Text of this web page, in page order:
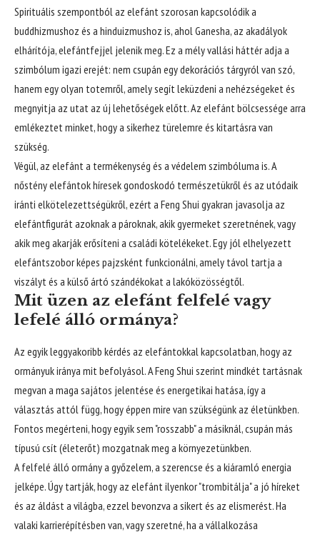
Spirituális szempontból az elefánt szorosan kapcsolódik a
buddhizmushoz és a hinduizmushoz is, ahol Ganesha, az akadályok
elhárítója, elefántfejjel jelenik meg. Ez a mély vallási háttér adja a
szimbólum igazi erejét: nem csupán egy dekorációs tárgyról van szó,
hanem egy olyan totemről, amely segít leküzdeni a nehézségeket és
megnyitja az utat az új lehetőségek előtt. Az elefánt bölcsessége arra
emlékeztet minket, hogy a sikerhez türelemre és kitartásra van
szükség.
Végül, az elefánt a termékenység és a védelem szimbóluma is. A
nőstény elefántok híresek gondoskodó természetükről és az utódaik
iránti elkötelezettségükről, ezért a Feng Shui gyakran javasolja az
elefántfigurát azoknak a pároknak, akik gyermeket szeretnének, vagy
akik meg akarják erősíteni a családi kötelékeket. Egy jól elhelyezett
elefántszobor képes pajzsként funkcionálni, amely távol tartja a
viszályt és a külső ártó szándékokat a lakóközösségtől.
Mit üzen az elefánt felfelé vagy
lefelé álló ormánya?
Az egyik leggyakoribb kérdés az elefántokkal kapcsolatban, hogy az
ormányuk iránya mit befolyásol. A Feng Shui szerint mindkét tartásnak
megvan a maga sajátos jelentése és energetikai hatása, így a
választás attól függ, hogy éppen mire van szükségünk az életünkben.
Fontos megérteni, hogy egyik sem "rosszabb" a másiknál, csupán más
típusú csít (életerőt) mozgatnak meg a környezetünkben.
A felfelé álló ormány a győzelem, a szerencse és a kiáramló energia
jelképe. Úgy tartják, hogy az elefánt ilyenkor "trombitálja" a jó híreket
és az áldást a világba, ezzel bevonzva a sikert és az elismerést. Ha
valaki karrierépítésben van, vagy szeretné, ha a vállalkozása